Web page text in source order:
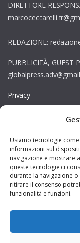
Usiamo tecnologie
informazioni sul
navigazione e mostrare
queste tecnologie ci
durante la navigazione
ritirare il consenso
funzionalità e funzioni.
DIRETTORE
REDAZIONE:
PUBBLICITÀ, GUEST
Privacy
Copyright © La
Sito web creato da